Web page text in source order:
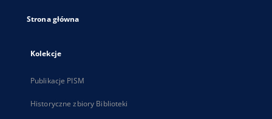
Strona główna
Kolekcje
Publikacje PISM
Historyczne zbiory Biblioteki